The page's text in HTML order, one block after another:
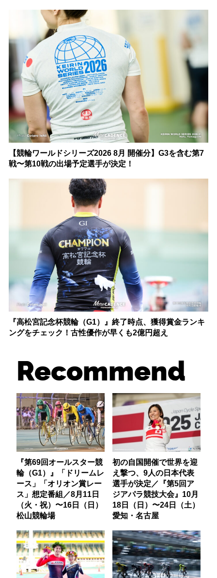
【競輪ワールドシリーズ2026 8月 開催分】G3を含む第7
戦〜第10戦の出場予定選手が決定！
『高松宮記念杯競輪（G1）』終了時点、獲得賞金ランキ
ングをチェック！古性優作が早くも2億円超え
Recommend
『第69回オールスター競
輪（G1）』「ドリームレ
ース」「オリオン賞レー
ス」想定番組／8月11日
（火・祝）〜16日（日）
松山競輪場
初の自国開催で世界を迎
え撃つ、9人の日本代表
選手が決定／『第5回ア
ジアパラ競技大会』10月
18日（日）〜24日（土）
愛知・名古屋